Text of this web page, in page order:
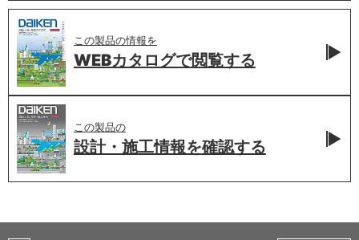
この製品の情報を
WEBカタログで閲覧する
この製品の
設計・施工情報を確認する